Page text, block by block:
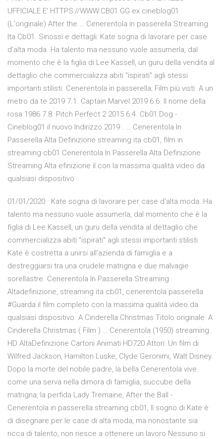
UFFICIALE E' HTTPS://WWW.CB01.GG ex cineblog01
(L'originale) After the … Cenerentola in passerella Streaming
Ita Cb01. Sinossi e dettagli: Kate sogna di lavorare per case
d’alta moda. Ha talento ma nessuno vuole assumerla, dal
momento che è la figlia di Lee Kassell, un guru della vendita al
dettaglio che commercializza abiti “ispirati” agli stessi
importanti stilisti. Cenerentola in passerella; Film più visti. A un
metro da te 2019 7.1. Captain Marvel 2019 6.6. Il nome della
rosa 1986 7.8. Pitch Perfect 2 2015 6.4. Cb01.Dog -
Cineblog01 il nuovo Indirizzo 2019 . … Cenerentola In
Passerella Alta Definizione streaming ita cb01, film in
streaming cb01 Cenerentola In Passerella Alta Definizione
Streaming Alta efinizione il con la massima qualità video da
qualsiasi dispositivo
01/01/2020 · Kate sogna di lavorare per case d'alta moda. Ha
talento ma nessuno vuole assumerla, dal momento che è la
figlia di Lee Kassell, un guru della vendita al dettaglio che
commercializza abiti "ispirati" agli stessi importanti stilisti.
Kate è costretta a unirsi all'azienda di famiglia e a
destreggiarsi tra una crudele matrigna e due malvagie
sorellastre. Cenerentola In Passerella Streaming
Altadefinizione, streaming ita cb01, cenerentola passerella
#Guarda il film completo con la massima qualità video da
qualsiasi dispositivo. A Cinderella Christmas Titolo originale: A
Cinderella Christmas ( Film ) … Cenerentola (1950) streaming.
HD AltaDefinizione Cartoni Animati HD720 Attori: Un film di
Wilfred Jackson, Hamilton Luske, Clyde Geronimi, Walt Disney.
Dopo la morte del nobile padre, la bella Cenerentola vive
come una serva nella dimora di famiglia, succube della
matrigna, la perfida Lady Tremaine, After the Ball -
Cenerentola in passerella streaming cb01, Il sogno di Kate è
di disegnare per le case di alta moda, ma nonostante sia
ricca di talento, non riesce a ottenere un lavoro.Nessuno si